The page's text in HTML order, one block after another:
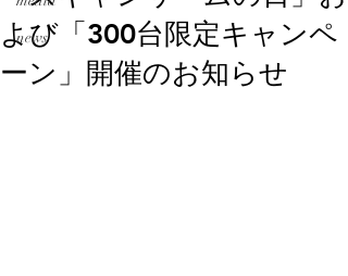
news
よび「300台限定キャンペ
ーン」開催のお知らせ